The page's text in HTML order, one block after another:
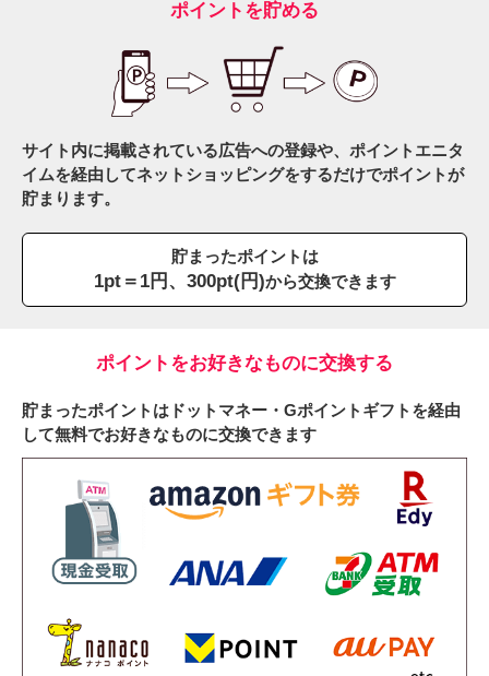
ポイントを貯める
サイト内に掲載されている広告への登録や、ポイントエニタ
イムを経由してネットショッピングをするだけでポイントが
貯まります。
貯まったポイントは
1pt＝1円、300pt(円)から交換できます
ポイントをお好きなものに交換する
貯まったポイントはドットマネー・Gポイントギフトを経由
して無料でお好きなものに交換できます